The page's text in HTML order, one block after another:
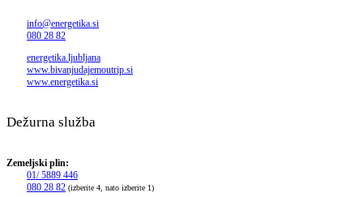
info@energetika.si
080 28 82
energetika.ljubljana
www.bivanjudajemoutrip.si
www.energetika.si
Dežurna služba
Zemeljski plin:
01/ 5889 446
080 28 82 (izberite 4, nato izberite 1)